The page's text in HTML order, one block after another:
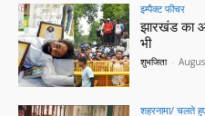
इम्पैक्ट फीचर
झारखंड का
भी
शुभजिता -
शहरनामा/ चलते